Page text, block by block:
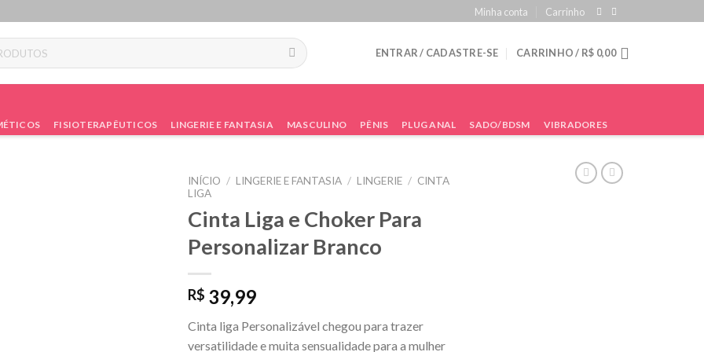
Minha conta Carrinho
ENTRAR / CADASTRE-SE CARRINHO / R$ 0,00
FISIOTERAPÊUTICOS LINGERIE E FANTASIA MASCULINO PÊNIS PLUG ANAL SADO/BDSM VIBRADORES
INÍCIO / LINGERIE E FANTASIA / LINGERIE / CINTA
LIGA
Cinta Liga e Choker Para
Personalizar Branco
R$ 39,99
Cinta liga Personalizável chegou para trazer
versatilidade e muita sensualidade para a mulher